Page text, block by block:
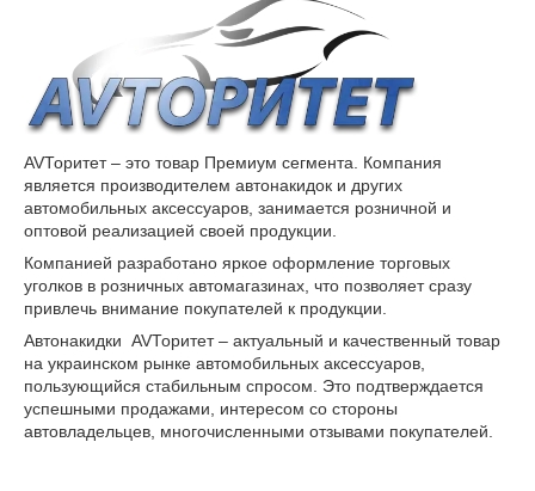
AVТоритет – это товар Премиум сегмента. Компания
является производителем автонакидок и других
автомобильных аксессуаров, занимается розничной и
оптовой реализацией своей продукции.
Компанией разработано яркое оформление торговых
уголков в розничных автомагазинах, что позволяет сразу
привлечь внимание покупателей к продукции.
Автонакидки AVТоритет – актуальный и качественный товар
на украинском рынке автомобильных аксессуаров,
пользующийся стабильным спросом. Это подтверждается
успешными продажами, интересом со стороны
автовладельцев, многочисленными отзывами покупателей.